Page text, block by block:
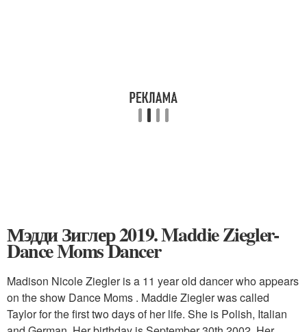
Мэдди Зиглер 2019. Maddie Ziegler-
Dance Moms Dancer
Madison Nicole Ziegler is a 11 year old dancer who appears
on the show Dance Moms . Maddie Ziegler was called
Taylor for the first two days of her life. She is Polish, Italian